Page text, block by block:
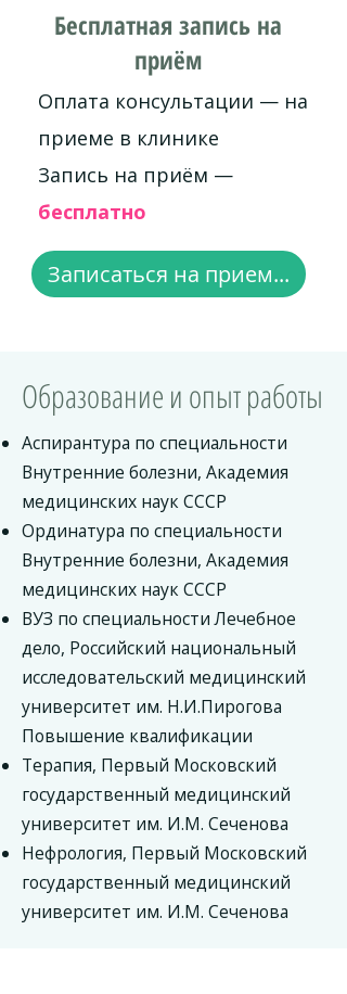
Бесплатная запись на
приём
Оплата консультации — на
приеме в клинике
Запись на приём —
бесплатно
Записаться на прием...
Образование и опыт работы
Аспирантура по специальности
Внутренние болезни, Академия
медицинских наук СССР
Ординатура по специальности
Внутренние болезни, Академия
медицинских наук СССР
ВУЗ по специальности Лечебное
дело, Российский национальный
исследовательский медицинский
университет им. Н.И.Пирогова
Повышение квалификации
Терапия, Первый Московский
государственный медицинский
университет им. И.М. Сеченова
Нефрология, Первый Московский
государственный медицинский
университет им. И.М. Сеченова